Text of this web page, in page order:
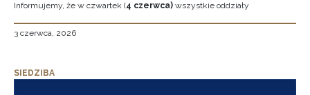
Informujemy, że w czwartek (4 czerwca) wszystkie oddziały
3 czerwca, 2026
SIEDZIBA